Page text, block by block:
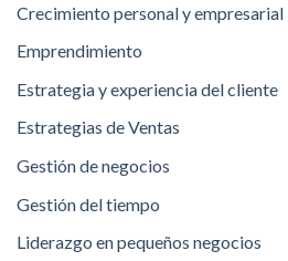
Crecimiento personal y empresarial
Emprendimiento
Estrategia y experiencia del cliente
Estrategias de Ventas
Gestión de negocios
Gestión del tiempo
Liderazgo en pequeños negocios